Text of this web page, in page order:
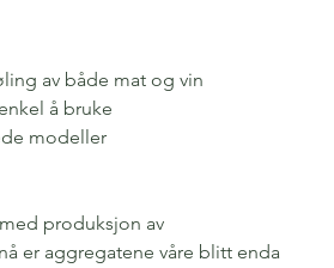
av både mat og vin
å bruke
modeller
produksjon av
er aggregatene våre blitt enda